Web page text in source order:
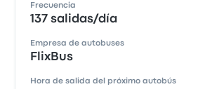
Frecuencia
137 salidas/día
Empresa de autobuses
FlixBus
Hora de salida del próximo autobús